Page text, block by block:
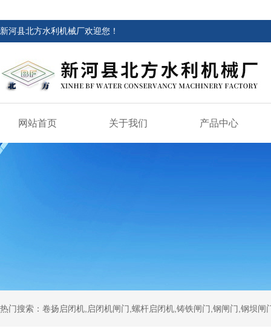
新河县北方水利机械厂欢迎您！
网站首页 关于我们 产品中心
热门搜索：卷扬启闭机,启闭机闸门,螺杆启闭机,铸铁闸门,钢闸门,钢坝